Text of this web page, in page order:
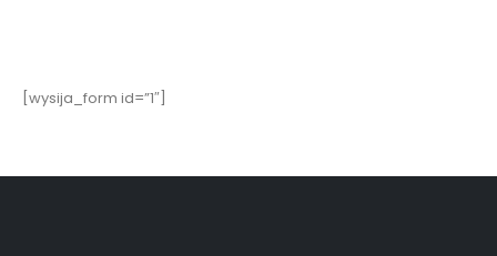
[wysija_form id=”1″]